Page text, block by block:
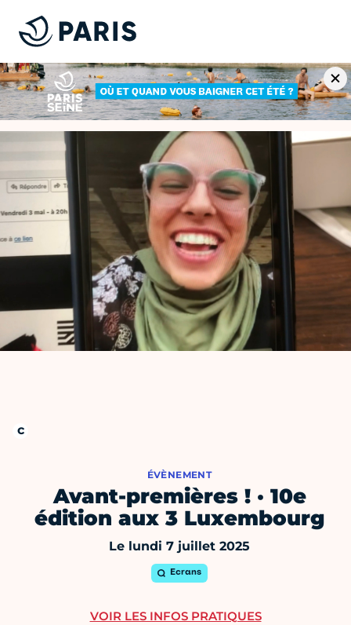
ÉVÈNEMENT
Avant-premières ! · 10e
édition aux 3 Luxembourg
Le lundi 7 juillet 2025
Ecrans
VOIR LES INFOS PRATIQUES